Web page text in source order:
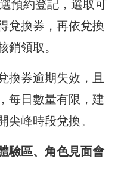
預約登記，選取可
兌換券，再依兌換
銷領取。
換券逾期失效，且
每日數量有限，建
尖峰時段兌換。
驗區、角色見面會